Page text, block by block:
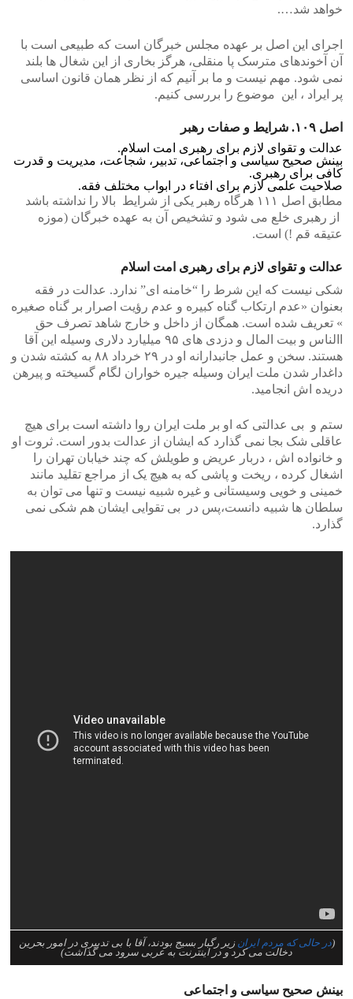
خواهد شد….
اجرای این اصل بر عهده مجلس خبرگان است که طبیعی است با
آن آخوندهای مترسک پا منقلی، هرگز بخاری از این شغال ها بلند
نمی شود. مهم نیست و ما بر آنیم که از نظر همان قانون اساسی
پر ایراد ، این موضوع را بررسی کنیم.
اصل ۱۰۹. شرایط و صفات رهبر
عدالت و تقوای لازم برای رهبری امت اسلام.
بینش صحیح سیاسی و اجتماعی، تدبیر، شجاعت، مدیریت و قدرت
کافی برای رهبری.
صلاحیت علمی لازم برای افتاء در ابواب مختلف فقه.
مطابق اصل ۱۱۱ هرگاه رهبر یکی از شرایط بالا را نداشته باشد
از رهبری خلع می شود و تشخیص آن به عهده خبرگان (موزه
عتیقه قم !) است.
عدالت و تقوای لازم برای رهبری امت اسلام
شکی نیست که این شرط را “خامنه ای” ندارد. عدالت در فقه
بعنوان «عدم ارتکاب گناه کبیره و عدم رؤیت اصرار بر گناه صغیره
» تعریف شده است. همگان از داخل و خارج شاهد تصرف حق
االناس و بیت المال و دزدی های ۹۵ میلیارد دلاری وسیله این آقا
هستند. سخن و عمل جانبدارانه او در ۲۹ خرداد ۸۸ به کشته شدن و
داغدار شدن ملت ایران وسیله جیره خواران لگام گسیخته و پیرهن
دریده اش انجامید.
ستم و بی عدالتی که او بر ملت ایران روا داشته است برای هیچ
عاقلی شک بجا نمی گذارد که ایشان از عدالت بدور است. ثروت او
و خانواده اش ، دربار عریض و طویلش که چند خیابان تهران را
اشغال کرده ، ریخت و پاشی که به هیچ یک از مراجع تقلید مانند
خمینی و خویی وسیستانی و غیره شبیه نیست و تنها می توان به
سلطان ها شبیه دانست،پس در بی تقوایی ایشان هم شکی نمی
گذارد.
(در حالی که مردم ایران زیر رگبار بسیج بودند، آقا با بی تدبیری در امور بحرین
دخالت می کرد و در اینترنت به عربی سرود می گذاشت)
بینش صحیح سیاسی و اجتماعی